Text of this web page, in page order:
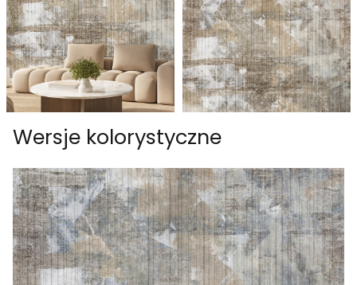
Wersje kolorystyczne